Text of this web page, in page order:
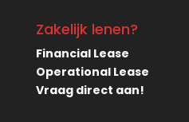
Zakelijk lenen?
Financial Lease
Operational Lease
Vraag direct aan!